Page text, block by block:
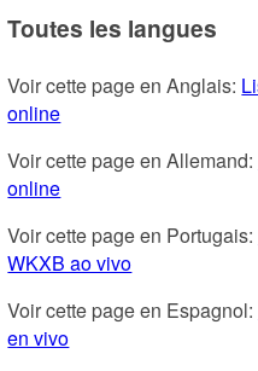
Toutes les langues
Voir cette page en Anglais:
online
Voir cette page en Allemand:
online
Voir cette page en Portugais:
WKXB ao vivo
Voir cette page en Espagnol:
en vivo